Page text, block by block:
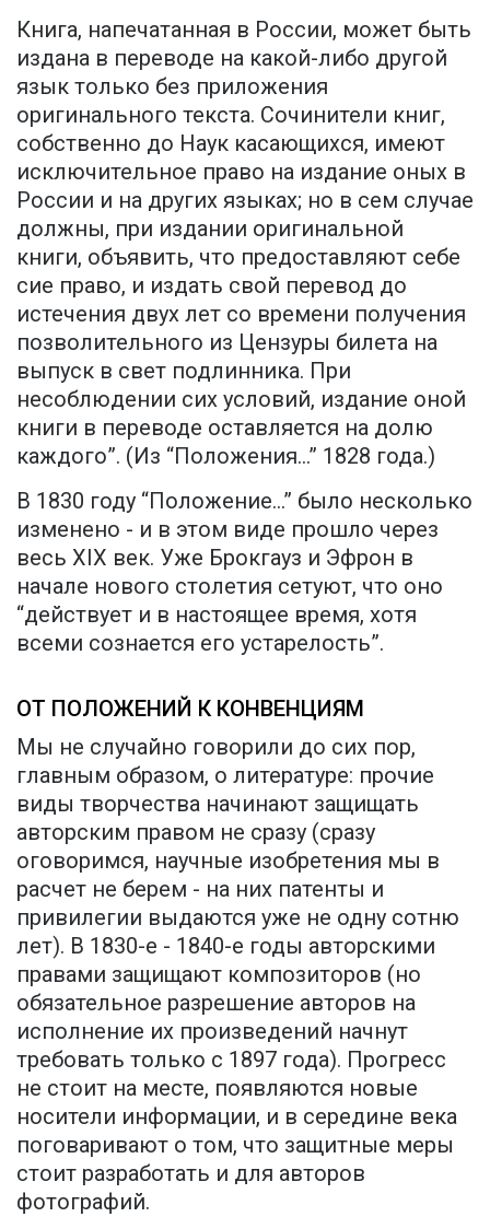
Книга, напечатанная в России, может быть
издана в переводе на какой-либо другой
язык только без приложения
оригинального текста. Сочинители книг,
собственно до Наук касающихся, имеют
исключительное право на издание оных в
России и на других языках; но в сем случае
должны, при издании оригинальной
книги, объявить, что предоставляют себе
сие право, и издать свой перевод до
истечения двух лет со времени получения
позволительного из Цензуры билета на
выпуск в свет подлинника. При
несоблюдении сих условий, издание оной
книги в переводе оставляется на долю
каждого”. (Из “Положения...” 1828 года.)
В 1830 году “Положение...” было несколько
изменено - и в этом виде прошло через
весь XIX век. Уже Брокгауз и Эфрон в
начале нового столетия сетуют, что оно
“действует и в настоящее время, хотя
всеми сознается его устарелость”.
ОТ ПОЛОЖЕНИЙ К КОНВЕНЦИЯМ
Мы не случайно говорили до сих пор,
главным образом, о литературе: прочие
виды творчества начинают защищать
авторским правом не сразу (сразу
оговоримся, научные изобретения мы в
расчет не берем - на них патенты и
привилегии выдаются уже не одну сотню
лет). В 1830-е - 1840-е годы авторскими
правами защищают композиторов (но
обязательное разрешение авторов на
исполнение их произведений начнут
требовать только с 1897 года). Прогресс
не стоит на месте, появляются новые
носители информации, и в середине века
поговаривают о том, что защитные меры
стоит разработать и для авторов
фотографий.